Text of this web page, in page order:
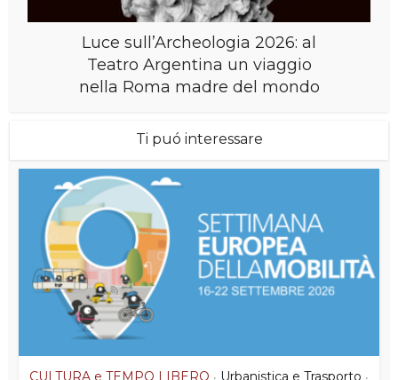
Luce sull’Archeologia 2026: al
Teatro Argentina un viaggio
nella Roma madre del mondo
Ti puó interessare
CULTURA e TEMPO LIBERO • Urbanistica e Trasporto •